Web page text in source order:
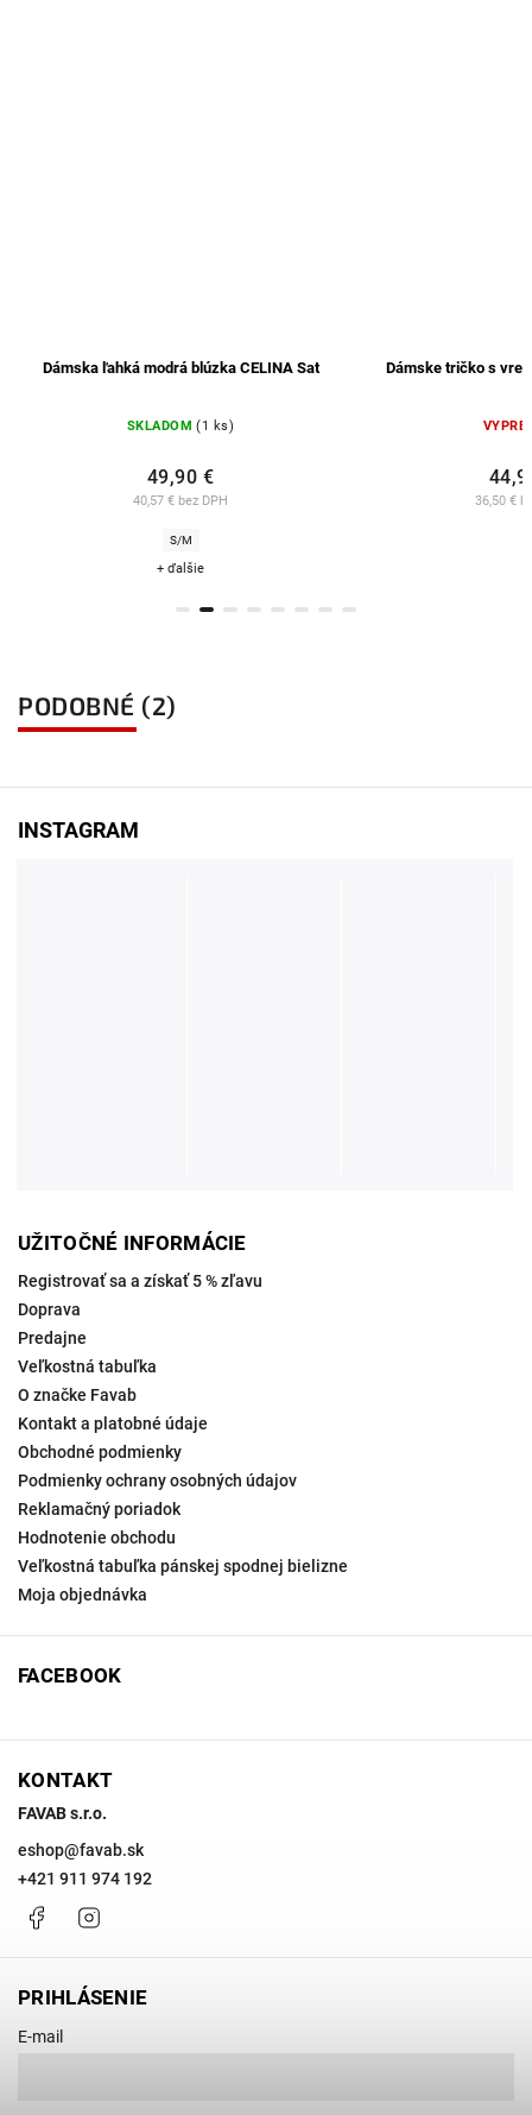
Dámska ľahká modrá blúzka CELINA Sat
SKLADOM (1 ks)
40,57 € bez DPH
49,90 €
S/M
+ ďalšie
Dámske tričko s
36,50 €
PODOBNÉ (2)
UŽITOČNÉ INFORMÁCIE
Registrovať sa a získať 5 % zľavu
Doprava
Predajne
Veľkostná tabuľka
O značke Favab
Kontakt a platobné údaje
Obchodné podmienky
Podmienky ochrany osobných údajov
Reklamačný poriadok
Hodnotenie obchodu
Veľkostná tabuľka pánskej spodnej bielizne
Moja objednávka
FACEBOOK
KONTAKT
FAVAB s.r.o.
eshop@favab.sk
+421 911 974 192
Facebook
PRIHLÁSENIE
E-mail
INSTAGRAM